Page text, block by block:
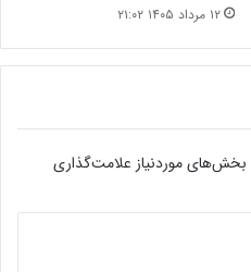
۱۲ مرداد ۱۴۰۵ ۲۱:۰۲
بخش‌های موردنیاز علامت‌گذاری